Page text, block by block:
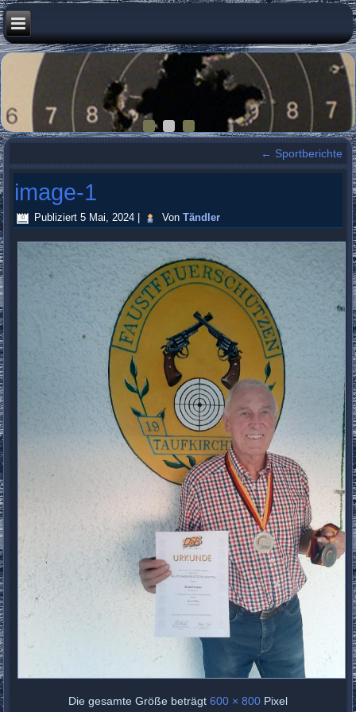
← Sportberichte
image-1
Publiziert 5 Mai, 2024 Von Tändler
Die gesamte Größe beträgt 600 × 800 Pixel